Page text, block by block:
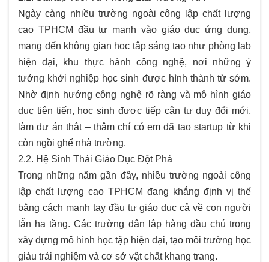
Ngày càng nhiều trường ngoài công lập chất lượng
cao TPHCM đầu tư mạnh vào giáo dục ứng dụng,
mang đến không gian học tập sáng tạo như phòng lab
hiện đại, khu thực hành công nghệ, nơi những ý
tưởng khởi nghiệp học sinh được hình thành từ sớm.
Nhờ định hướng công nghệ rõ ràng và mô hình giáo
dục tiên tiến, học sinh được tiếp cận tư duy đổi mới,
làm dự án thật – thậm chí có em đã tạo startup từ khi
còn ngồi ghế nhà trường.
2.2. Hệ Sinh Thái Giáo Dục Đột Phá
Trong những năm gần đây, nhiều trường ngoài công
lập chất lượng cao TPHCM đang khẳng định vị thế
bằng cách mạnh tay đầu tư giáo dục cả về con người
lẫn hạ tầng. Các trường dân lập hàng đầu chú trọng
xây dựng mô hình học tập hiện đại, tạo môi trường học
giàu trải nghiệm và cơ sở vật chất khang trang.